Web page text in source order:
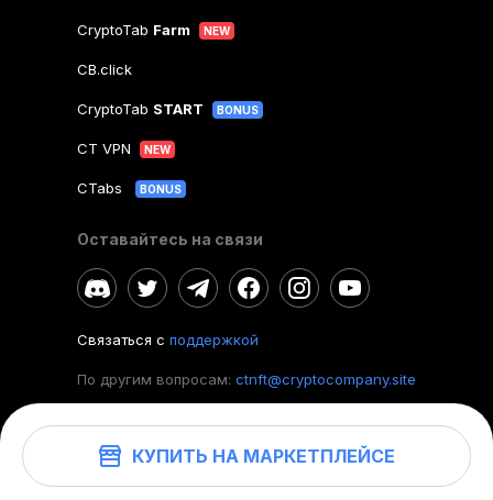
КУПИТЬ НА МАРКЕТПЛЕЙСЕ
CryptoTab Farm NEW
CB.click
CryptoTab START BONUS
CT VPN NEW
CTabs BONUS
Оставайтесь на связи
Связаться с поддержкой
По другим вопросам: ctnft@cryptocompany.site
©2026. CryptoTab NFT.Все права защищены.